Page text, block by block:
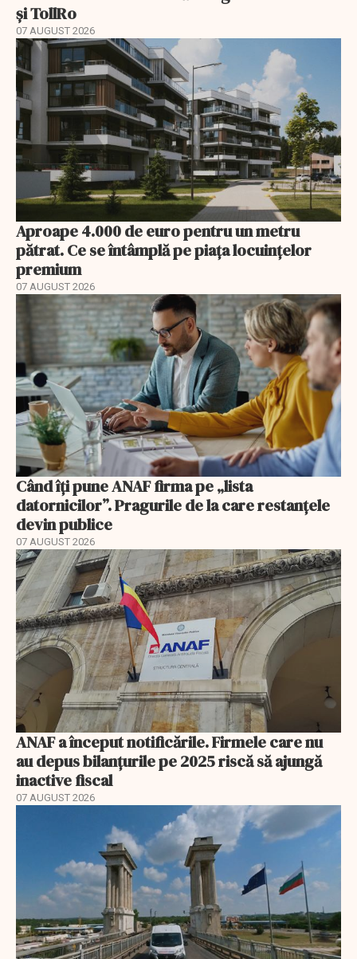
și TollRo
07 AUGUST 2026
Aproape 4.000 de euro pentru un metru
pătrat. Ce se întâmplă pe piața locuințelor
premium
07 AUGUST 2026
Când îți pune ANAF firma pe „lista
datornicilor”. Pragurile de la care restanțele
devin publice
07 AUGUST 2026
ANAF a început notificările. Firmele care nu
au depus bilanțurile pe 2025 riscă să ajungă
inactive fiscal
07 AUGUST 2026